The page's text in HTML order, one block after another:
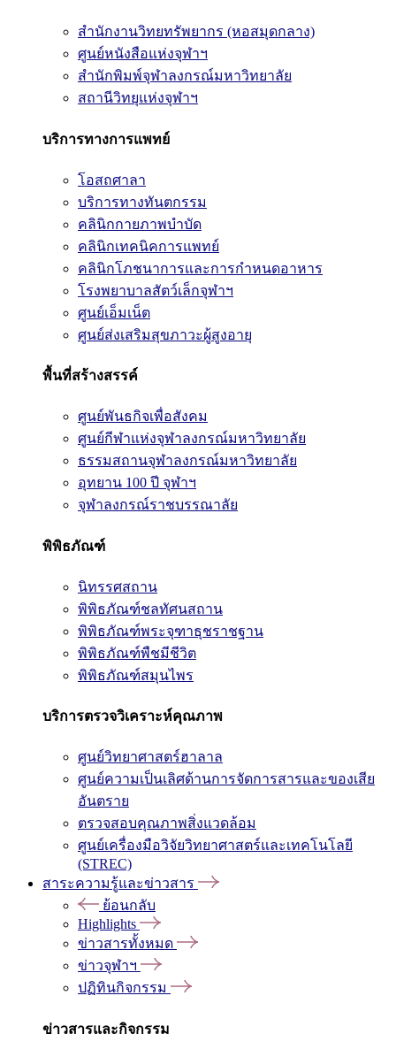
สำนักงานวิทยทรัพยากร (หอสมุดกลาง)
ศูนย์หนังสือแห่งจุฬาฯ
สำนักพิมพ์จุฬาลงกรณ์มหาวิทยาลัย
สถานีวิทยุแห่งจุฬาฯ
บริการทางการแพทย์
โอสถศาลา
บริการทางทันตกรรม
คลินิกกายภาพบำบัด
คลินิกเทคนิคการแพทย์
คลินิกโภชนาการและการกำหนดอาหาร
โรงพยาบาลสัตว์เล็กจุฬาฯ
ศูนย์เอ็มเน็ต
ศูนย์ส่งเสริมสุขภาวะผู้สูงอายุ
พื้นที่สร้างสรรค์
ศูนย์พันธกิจเพื่อสังคม
ศูนย์กีฬาแห่งจุฬาลงกรณ์มหาวิทยาลัย
ธรรมสถานจุฬาลงกรณ์มหาวิทยาลัย
อุทยาน 100 ปี จุฬาฯ
จุฬาลงกรณ์ราชบรรณาลัย
พิพิธภัณฑ์
นิทรรศสถาน
พิพิธภัณฑ์ชลทัศนสถาน
พิพิธภัณฑ์พระจุฑาธุชราชฐาน
พิพิธภัณฑ์พืชมีชีวิต
พิพิธภัณฑ์สมุนไพร
บริการตรวจวิเคราะห์คุณภาพ
ศูนย์วิทยาศาสตร์ฮาลาล
ศูนย์ความเป็นเลิศด้านการจัดการสารและของเสีย
อันตราย
ตรวจสอบคุณภาพสิ่งแวดล้อม
ศูนย์เครื่องมือวิจัยวิทยาศาสตร์และเทคโนโลยี
(STREC)
สาระความรู้และข่าวสาร
ย้อนกลับ
Highlights
ข่าวสารทั้งหมด
ข่าวจุฬาฯ
ปฏิทินกิจกรรม
ข่าวสารและกิจกรรม